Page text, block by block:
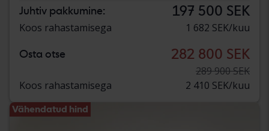
Juhtiv pakkumine: 197 500 SEK
Koos rahastamisega 1 682 SEK/kuu
Osta otse 282 800 SEK
289 900 SEK
Koos rahastamisega
2 410 SEK/kuu
Vähendatud hind